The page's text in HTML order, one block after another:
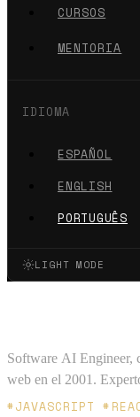
CURSOS
MENTORIA
IDIOMA
ESPAÑOL
ENGLISH
PORTUGUÊS
LIGHT MODE
Software AI Engineer,
web en el 2001.
Platzi y Microsoft
#JAVASCRIPT